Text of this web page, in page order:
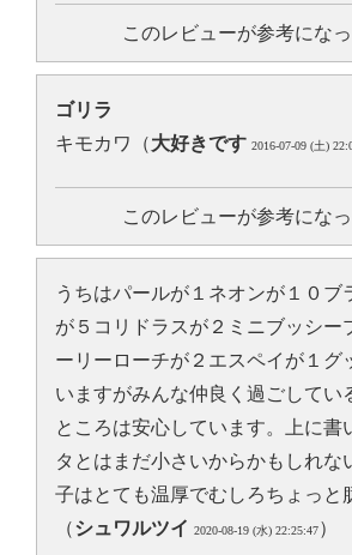
このレビューが参考にな
ゴリラ
キモカワ（大好きです 2016-07-09 (土)
このレビューが参考にな
うちはパールが１ネオンが１０ブ
が５コリドラスが２ミニブッシー
ーリーローチが２エスペイが１グ
いますがみんな仲良く過ごしてい
ところは安心しています。上に書
タとはまだ小さいからかもしれな
子はとても温厚でむしろちょっと
（シュワルツイ 2020-08-19 (水) 22:25:47）